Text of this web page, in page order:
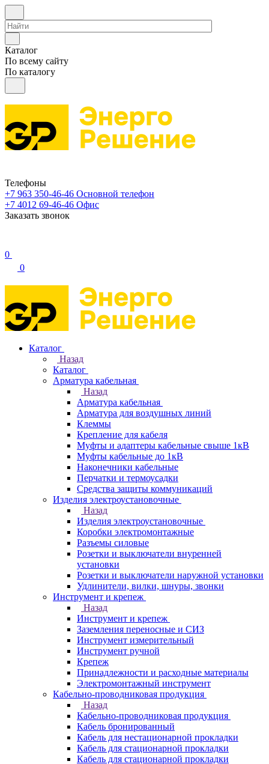
Каталог
По всему сайту
По каталогу
Телефоны
+7 963 350-46-46 Основной телефон
+7 4012 69-46-46 Офис
Заказать звонок
0
0
Каталог
Назад
Каталог
Арматура кабельная
Назад
Арматура кабельная
Арматура для воздушных линий
Клеммы
Крепление для кабеля
Муфты и адаптеры кабельные свыше 1кВ
Муфты кабельные до 1кВ
Наконечники кабельные
Перчатки и термоусадки
Средства защиты коммуникаций
Изделия электроустановочные
Назад
Изделия электроустановочные
Коробки электромонтажные
Разъемы силовые
Розетки и выключатели внуренней
установки
Розетки и выключатели наружной установки
Удлинители, вилки, шнуры, звонки
Инструмент и крепеж
Назад
Инструмент и крепеж
Заземления переносные и СИЗ
Инструмент измерительный
Инструмент ручной
Крепеж
Принадлежности и расходные материалы
Электромонтажный инструмент
Кабельно-проводниковая продукция
Назад
Кабельно-проводниковая продукция
Кабель бронированный
Кабель для нестационарной прокладки
Кабель для стационарной прокладки
Кабель для стационарной прокладки